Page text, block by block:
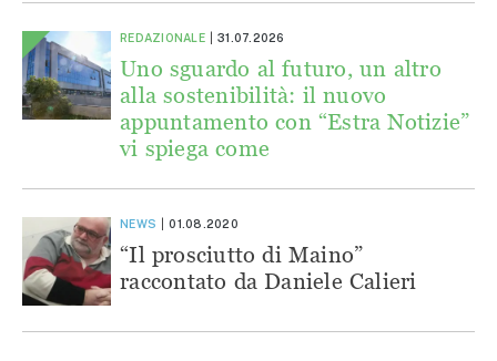
REDAZIONALE 31.07.2026
Uno sguardo al futuro, un altro
alla sostenibilità: il nuovo
appuntamento con “Estra Notizie”
vi spiega come
NEWS 01.08.2020
“Il prosciutto di Maino”
raccontato da Daniele Calieri